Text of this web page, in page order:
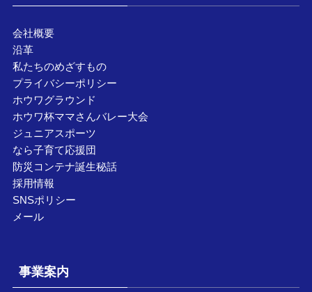
会社概要
沿革
私たちのめざすもの
プライバシーポリシー
ホウワグラウンド
ホウワ杯ママさんバレー大会
ジュニアスポーツ
なら子育て応援団
防災コンテナ誕生秘話
採用情報
SNSポリシー
メール
事業案内